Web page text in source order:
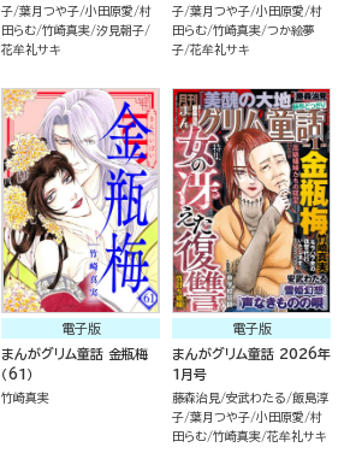
子 葉月つや子 小田原愛 村
田らむ 竹崎真実 汐見朝子
花牟礼サキ
子 葉月つや子 小田原愛 村
田らむ 竹崎真実 つか絵夢
子 花牟礼サキ
電子版
まんがグリム童話 金瓶梅
（61）
竹崎真実
電子版
まんがグリム童話 2026年
1月号
藤森治見 安武わたる 飯島淳
子 葉月つや子 小田原愛 村
田らむ 竹崎真実 花牟礼サキ